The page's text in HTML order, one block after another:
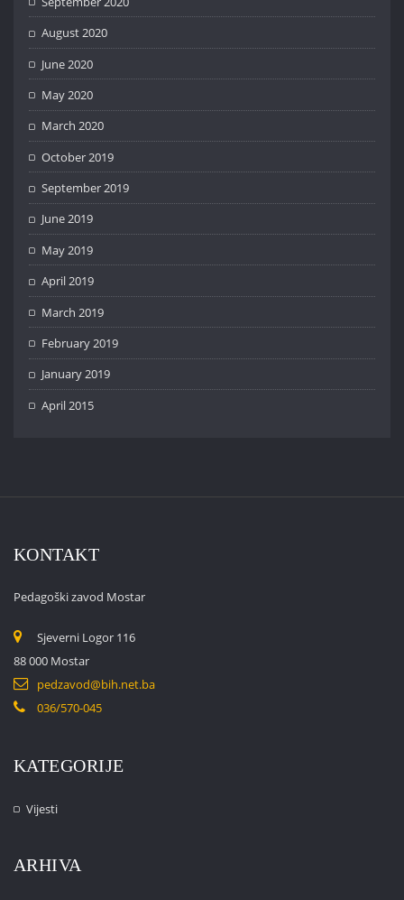
August 2020
June 2020
May 2020
March 2020
October 2019
September 2019
June 2019
May 2019
April 2019
March 2019
February 2019
January 2019
April 2015
KONTAKT
Pedagoški zavod Mostar
Sjeverni Logor 116
88 000 Mostar
pedzavod@bih.net.ba
036/570-045
KATEGORIJE
Vijesti
ARHIVA